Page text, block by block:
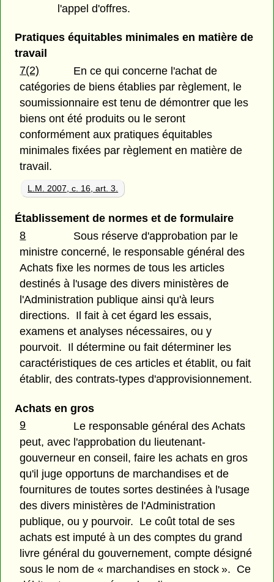
l'appel d'offres.
Pratiques équitables minimales en matière de
travail
7(2)
En ce qui concerne l'achat de
catégories de biens établies par règlement, le
soumissionnaire est tenu de démontrer que les
biens ont été produits ou le seront
conformément aux pratiques équitables
minimales fixées par règlement en matière de
travail.
L.M. 2007, c. 16, art. 3.
Établissement de normes et de formulaire
8
Sous réserve d'approbation par le
ministre concerné, le responsable général des
Achats fixe les normes de tous les articles
destinés à l'usage des divers ministères de
l'Administration publique ainsi qu'à leurs
directions. Il fait à cet égard les essais,
examens et analyses nécessaires, ou y
pourvoit. Il détermine ou fait déterminer les
caractéristiques de ces articles et établit, ou fait
établir, des contrats-types d'approvisionnement.
Achats en gros
9
Le responsable général des Achats
peut, avec l'approbation du lieutenant-
gouverneur en conseil, faire les achats en gros
qu'il juge opportuns de marchandises et de
fournitures de toutes sortes destinées à l'usage
des divers ministères de l'Administration
publique, ou y pourvoir. Le coût total de ses
achats est imputé à un des comptes du grand
livre général du gouvernement, compte désigné
sous le nom de « marchandises en stock ». Ce